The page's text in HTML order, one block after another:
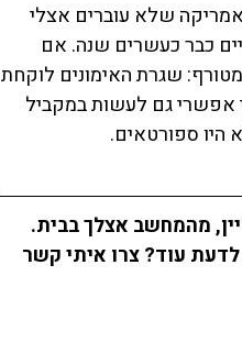
שלא עוברים אצלי
עשרים שנה. אם
שלכם מטורף: שגרת האימונים לוקחת
אפשרי גם לעשות במקביל
היו ספורטאים.
מהמחשב אצלך בבית.
עוד? צרו איתי קשר